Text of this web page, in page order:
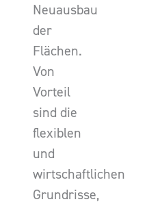
Neuausbau
der
Flächen.
Von
Vorteil
sind die
flexiblen
und
wirtschaftlichen
Grundrisse,